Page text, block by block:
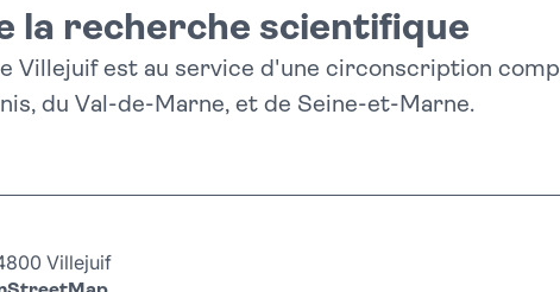
la recherche scientifique
Villejuif est au service d'une circonscription
du Val-de-Marne, et de Seine-et-Marne.
Villejuif